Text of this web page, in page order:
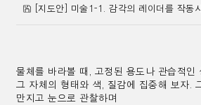
[지도안] 미술1-1. 감각의 레이더를 작동
물체를 바라볼 때, 고정된 용도나 관습적인
그 자체의형태와 색, 질감에 집중해 보자.
만지고눈으로 관찰하며